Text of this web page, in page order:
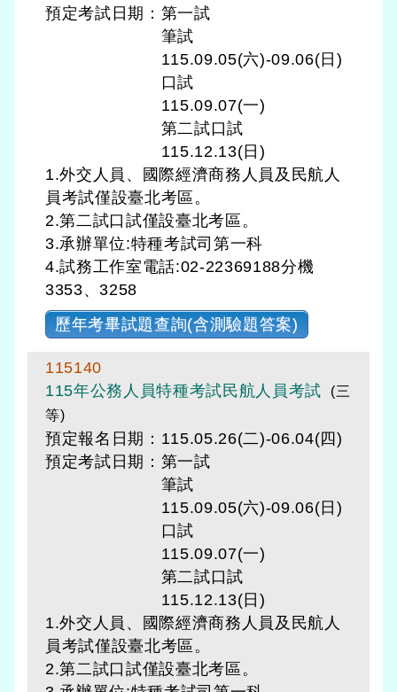
預定考試日期： 第一試
筆試
115.09.05(六)-09.06(日)
口試
115.09.07(一)
第二試口試
115.12.13(日)
1.外交人員、國際經濟商務人員及民航人
員考試僅設臺北考區。
2.第二試口試僅設臺北考區。
3.承辦單位:特種考試司第一科
4.試務工作室電話:02-22369188分機
3353、3258
歷年考畢試題查詢(含測驗題答案)
115140
115年公務人員特種考試民航人員考試
(三
等)
預定報名日期：115.05.26(二)-06.04(四)
預定考試日期： 第一試
筆試
115.09.05(六)-09.06(日)
口試
115.09.07(一)
第二試口試
115.12.13(日)
1.外交人員、國際經濟商務人員及民航人
員考試僅設臺北考區。
2.第二試口試僅設臺北考區。